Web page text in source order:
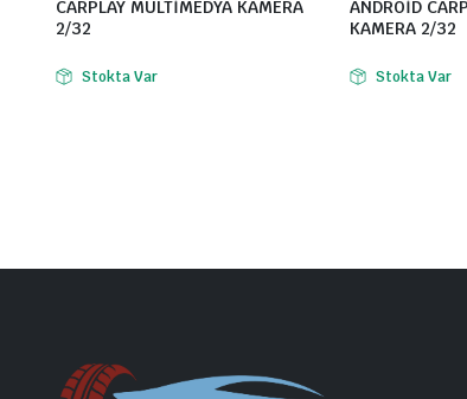
CARPLAY MULTİMEDYA KAMERA
2/32
Stokta Var
ANDROİD
KAMERA 2/32
Stokta Var